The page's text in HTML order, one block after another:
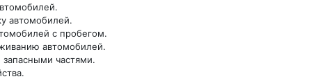
автомобилей.
с пробегом.
автомобилей.
частями.